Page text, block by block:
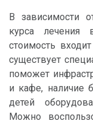
В зависимости
курса лечения
стоимость
существует
поможет
и кафе, наличие
детей
Можно